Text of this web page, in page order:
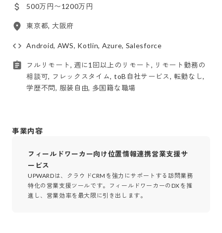
500万円〜1200万円
東京都, 大阪府
Android, AWS, Kotlin, Azure, Salesforce
フルリモート, 週に1回以上のリモート, リモート勤務の
相談可, フレックスタイム, toB自社サービス, 転勤なし,
学歴不問, 服装自由, 多国籍な職場
事業内容
フィールドワーカー向け位置情報連携営業支援サ
ービス
UPWARDは、クラウドCRMを強力にサポートする訪問業務
特化の営業支援ツールです。フィールドワーカーのDXを推
進し、営業効率を最大限に引き出します。